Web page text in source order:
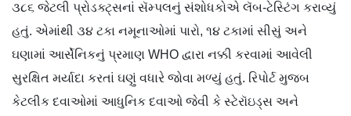
૩૮૬ જેટલી પ્રોડક્ટ્સનાં સૅમ્પલનું સંશોધકોએ લૅબ-ટેસ્ટિંગ કરાવ્યું
હતું. એમાંથી ૩૪ ટકા નમૂનાઓમાં પારો, ૧૪ ટકામાં સીસું અને
ઘણામાં આર્સેનિકનું પ્રમાણ WHO દ્વારા નક્કી કરવામાં આવેલી
સુરક્ષિત મર્યાદા કરતાં ઘણું વધારે જોવા મળ્યું હતું. રિપોર્ટ મુજબ
કેટલીક દવાઓમાં આધુનિક દવાઓ જેવી કે સ્ટેરૉઇડ્સ અને